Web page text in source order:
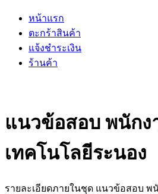
หน้าแรก
ตะกร้าสินค้า
แจ้งชำระเงิน
ร้านค้า
แนวข้อสอบ พนักง
เทคโนโลยีระนอง
รายละเอียดภายในชุด แนวข้อสอบ พ